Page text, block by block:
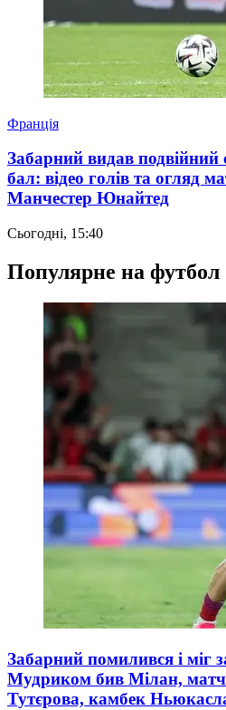
Франція
Забарний видав
бал: відео голів та огляд
Манчестер Юнайтед
Сьогодні, 15:40
Популярне на футбол
Забарний помилився і міг
Мудриком бив Мілан,
Тутєрова, камбек